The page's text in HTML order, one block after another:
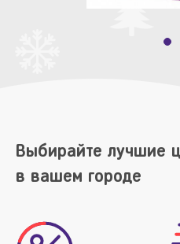
Выбирайте лучшие
в вашем городе